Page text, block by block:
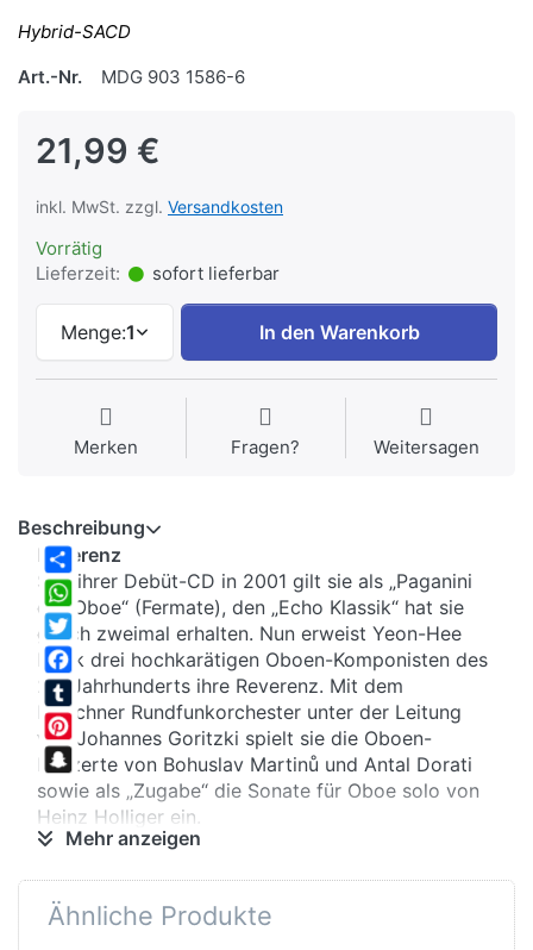
Hybrid-SACD
Art.-Nr.
MDG 903 1586-6
21,99 €
inkl. MwSt. zzgl. Versandkosten
Vorrätig
Lieferzeit:
sofort lieferbar
Menge:1 In den Warenkorb
Merken Fragen? Weitersagen
Share
WhatsApp
Twitter
Facebook
Tumblr
Pinterest
Snapchat
Beschreibung
Reverenz
Seit ihrer Debüt-CD in 2001 gilt sie als „Paganini
der Oboe“ (Fermate), den „Echo Klassik“ hat sie
gleich zweimal erhalten. Nun erweist Yeon-Hee
Kwak drei hochkarätigen Oboen-Komponisten des
20. Jahrhunderts ihre Reverenz. Mit dem
Münchner Rundfunkorchester unter der Leitung
von Johannes Goritzki spielt sie die Oboen-
Konzerte von Bohuslav Martinů und Antal Dorati
sowie als „Zugabe“ die Sonate für Oboe solo von
Heinz Holliger ein.
Die Sonate komponierte Holliger 1956/57 für sich
selbst, um sie gut 40 Jahre später auch
Mehr anzeigen
Ähnliche Produkte